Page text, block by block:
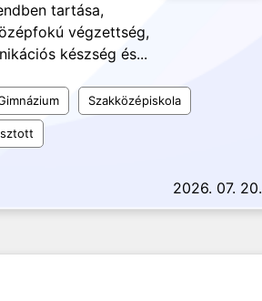
tartása,
végzettség,
készség és...
Szakközépiskola
2026. 07. 20.